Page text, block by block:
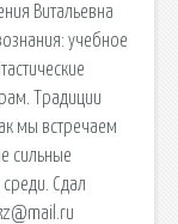
Витальевна
учебное
Традиции
мы встречаем
сильные
Сдал